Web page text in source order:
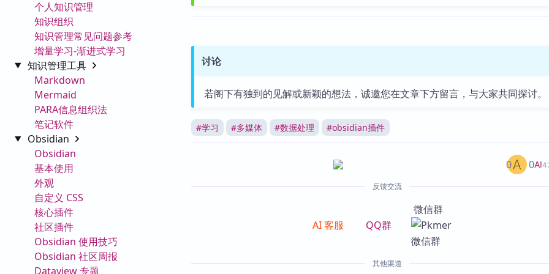
个人知识管理
知识组织
知识管理常见问题参考
增量学习-渐进式学习
知识管理工具
Markdown
Mermaid
PARA信息组织法
笔记软件
Obsidian
Obsidian
基本使用
外观
自定义 CSS
核心插件
社区插件
Obsidian 使用技巧
Obsidian 社区周报
Dataview 专题
讨论
若阁下有独到的见解或新颖的想法，诚邀您在文章下方留言，与大家共同探讨。
#学习 #多媒体 #数据处理 #obsidian插件
AI
0 0
反馈交流
AI 客服 QQ群
微信群
其他渠道